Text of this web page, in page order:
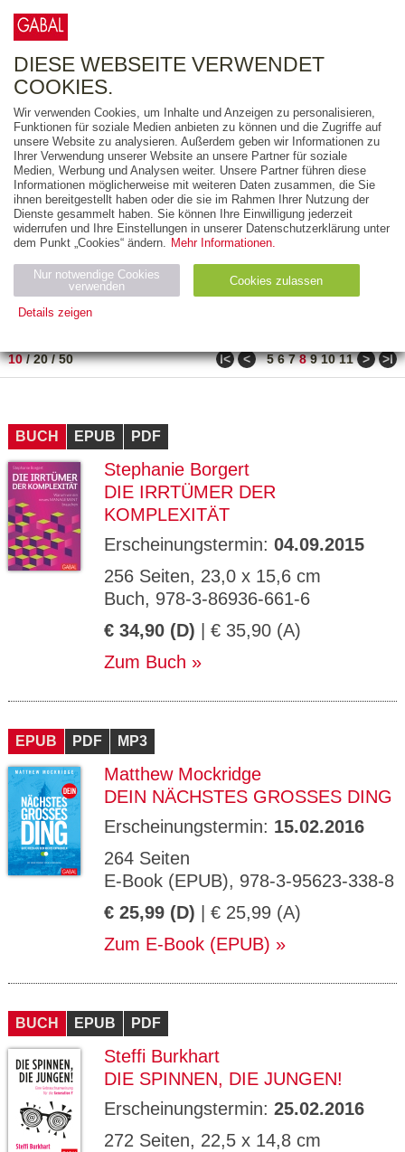
FREITEXT
AUSGABEART
AUS DER REIHE
ZUM THEMA
Neuerscheinung
Bestseller
PREIS
10/20/50 ǀ< < 5 6 7 8 9 10 11 > >ǀ
BUCH EPUB PDF
Stephanie Borgert
DIE IRRTÜMER DER
KOMPLEXITÄT
Erscheinungstermin: 04.09.2015
256 Seiten, 23,0 x 15,6 cm
Buch, 978-3-86936-661-6
€ 34,90 (D) | € 35,90 (A)
Zum Buch
EPUB PDF MP3
Matthew Mockridge
DEIN NÄCHSTES GROSSES DING
Erscheinungstermin: 15.02.2016
264 Seiten
E-Book (EPUB), 978-3-95623-338-8
€ 25,99 (D) | € 25,99 (A)
Zum E-Book (EPUB)
BUCH EPUB PDF
Steffi Burkhart
DIE SPINNEN, DIE JUNGEN!
Erscheinungstermin: 25.02.2016
272 Seiten, 22,5 x 14,8 cm
DIESE WEBSEITE VERWENDET
COOKIES.
Wir verwenden Cookies, um Inhalte und Anzeigen zu personalisieren,
Funktionen für soziale Medien anbieten zu können und die Zugriffe auf
unsere Website zu analysieren. Außerdem geben wir Informationen zu
Ihrer Verwendung unserer Website an unsere Partner für soziale
Medien, Werbung und Analysen weiter. Unsere Partner führen diese
Informationen möglicherweise mit weiteren Daten zusammen, die Sie
ihnen bereitgestellt haben oder die sie im Rahmen Ihrer Nutzung der
Dienste gesammelt haben. Sie können Ihre Einwilligung jederzeit
widerrufen und Ihre Einstellungen in unserer Datenschutzerklärung unter
dem Punkt „Cookies“ ändern. Mehr Informationen.
Nur notwendige Cookies
verwenden
Cookies zulassen
Details zeigen
Name Zweck
Ty
ESSION
_ID
verlag.
de
Session verwendet
GV_CO
OKIES
gabal-
Speichert den Zustimmungsstatus des
Benutzers für Cookies auf der aktuellen
Domäne.